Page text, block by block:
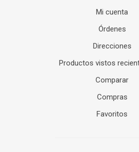
Mi cuenta
Órdenes
Direcciones
Productos vistos
Comparar
Compras
Favoritos